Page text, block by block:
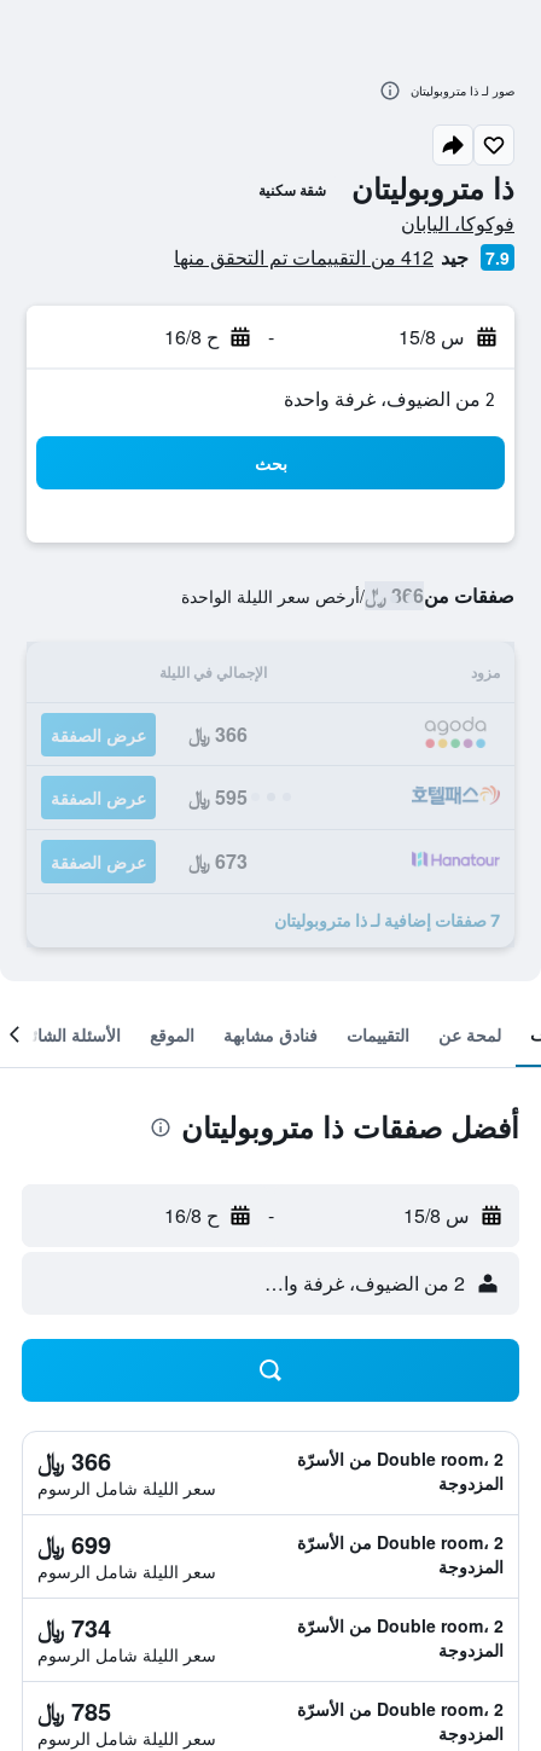
ذا متروبوليتان شقة سكنية
تقييم فئة 0
فوكوكا، اليابان
7.9 جيد 412 من التقييمات تم التحقق منها
س 15/8 - ح 16/8
2 من الضيوف، غرفة واحدة
بحث
صفقات من366 ﷼ /أرخص سعر الليلة الواحدة
مزود الإجمالي في الليلة
366 ﷼ عرض الصفقة
595 ﷼ عرض الصفقة
673 ﷼ عرض الصفقة
7 صفقات إضافية لـ ذا متروبوليتان
صور لـ ذا متروبوليتان
لمحة عن التقييمات فنادق مشابهة الموقع الأسئلة الشائعة
أفضل صفقات ذا متروبوليتان
س 15/8 - ح 16/8
2 من الضيوف، غرفة واحدة
Double room، 2 من الأسرّة
المزدوجة
366 ﷼
سعر الليلة شامل الرسوم
Double room، 2 من الأسرّة
المزدوجة
699 ﷼
سعر الليلة شامل الرسوم
Double room، 2 من الأسرّة
المزدوجة
734 ﷼
سعر الليلة شامل الرسوم
Double room، 2 من الأسرّة
المزدوجة
785 ﷼
سعر الليلة شامل الرسوم